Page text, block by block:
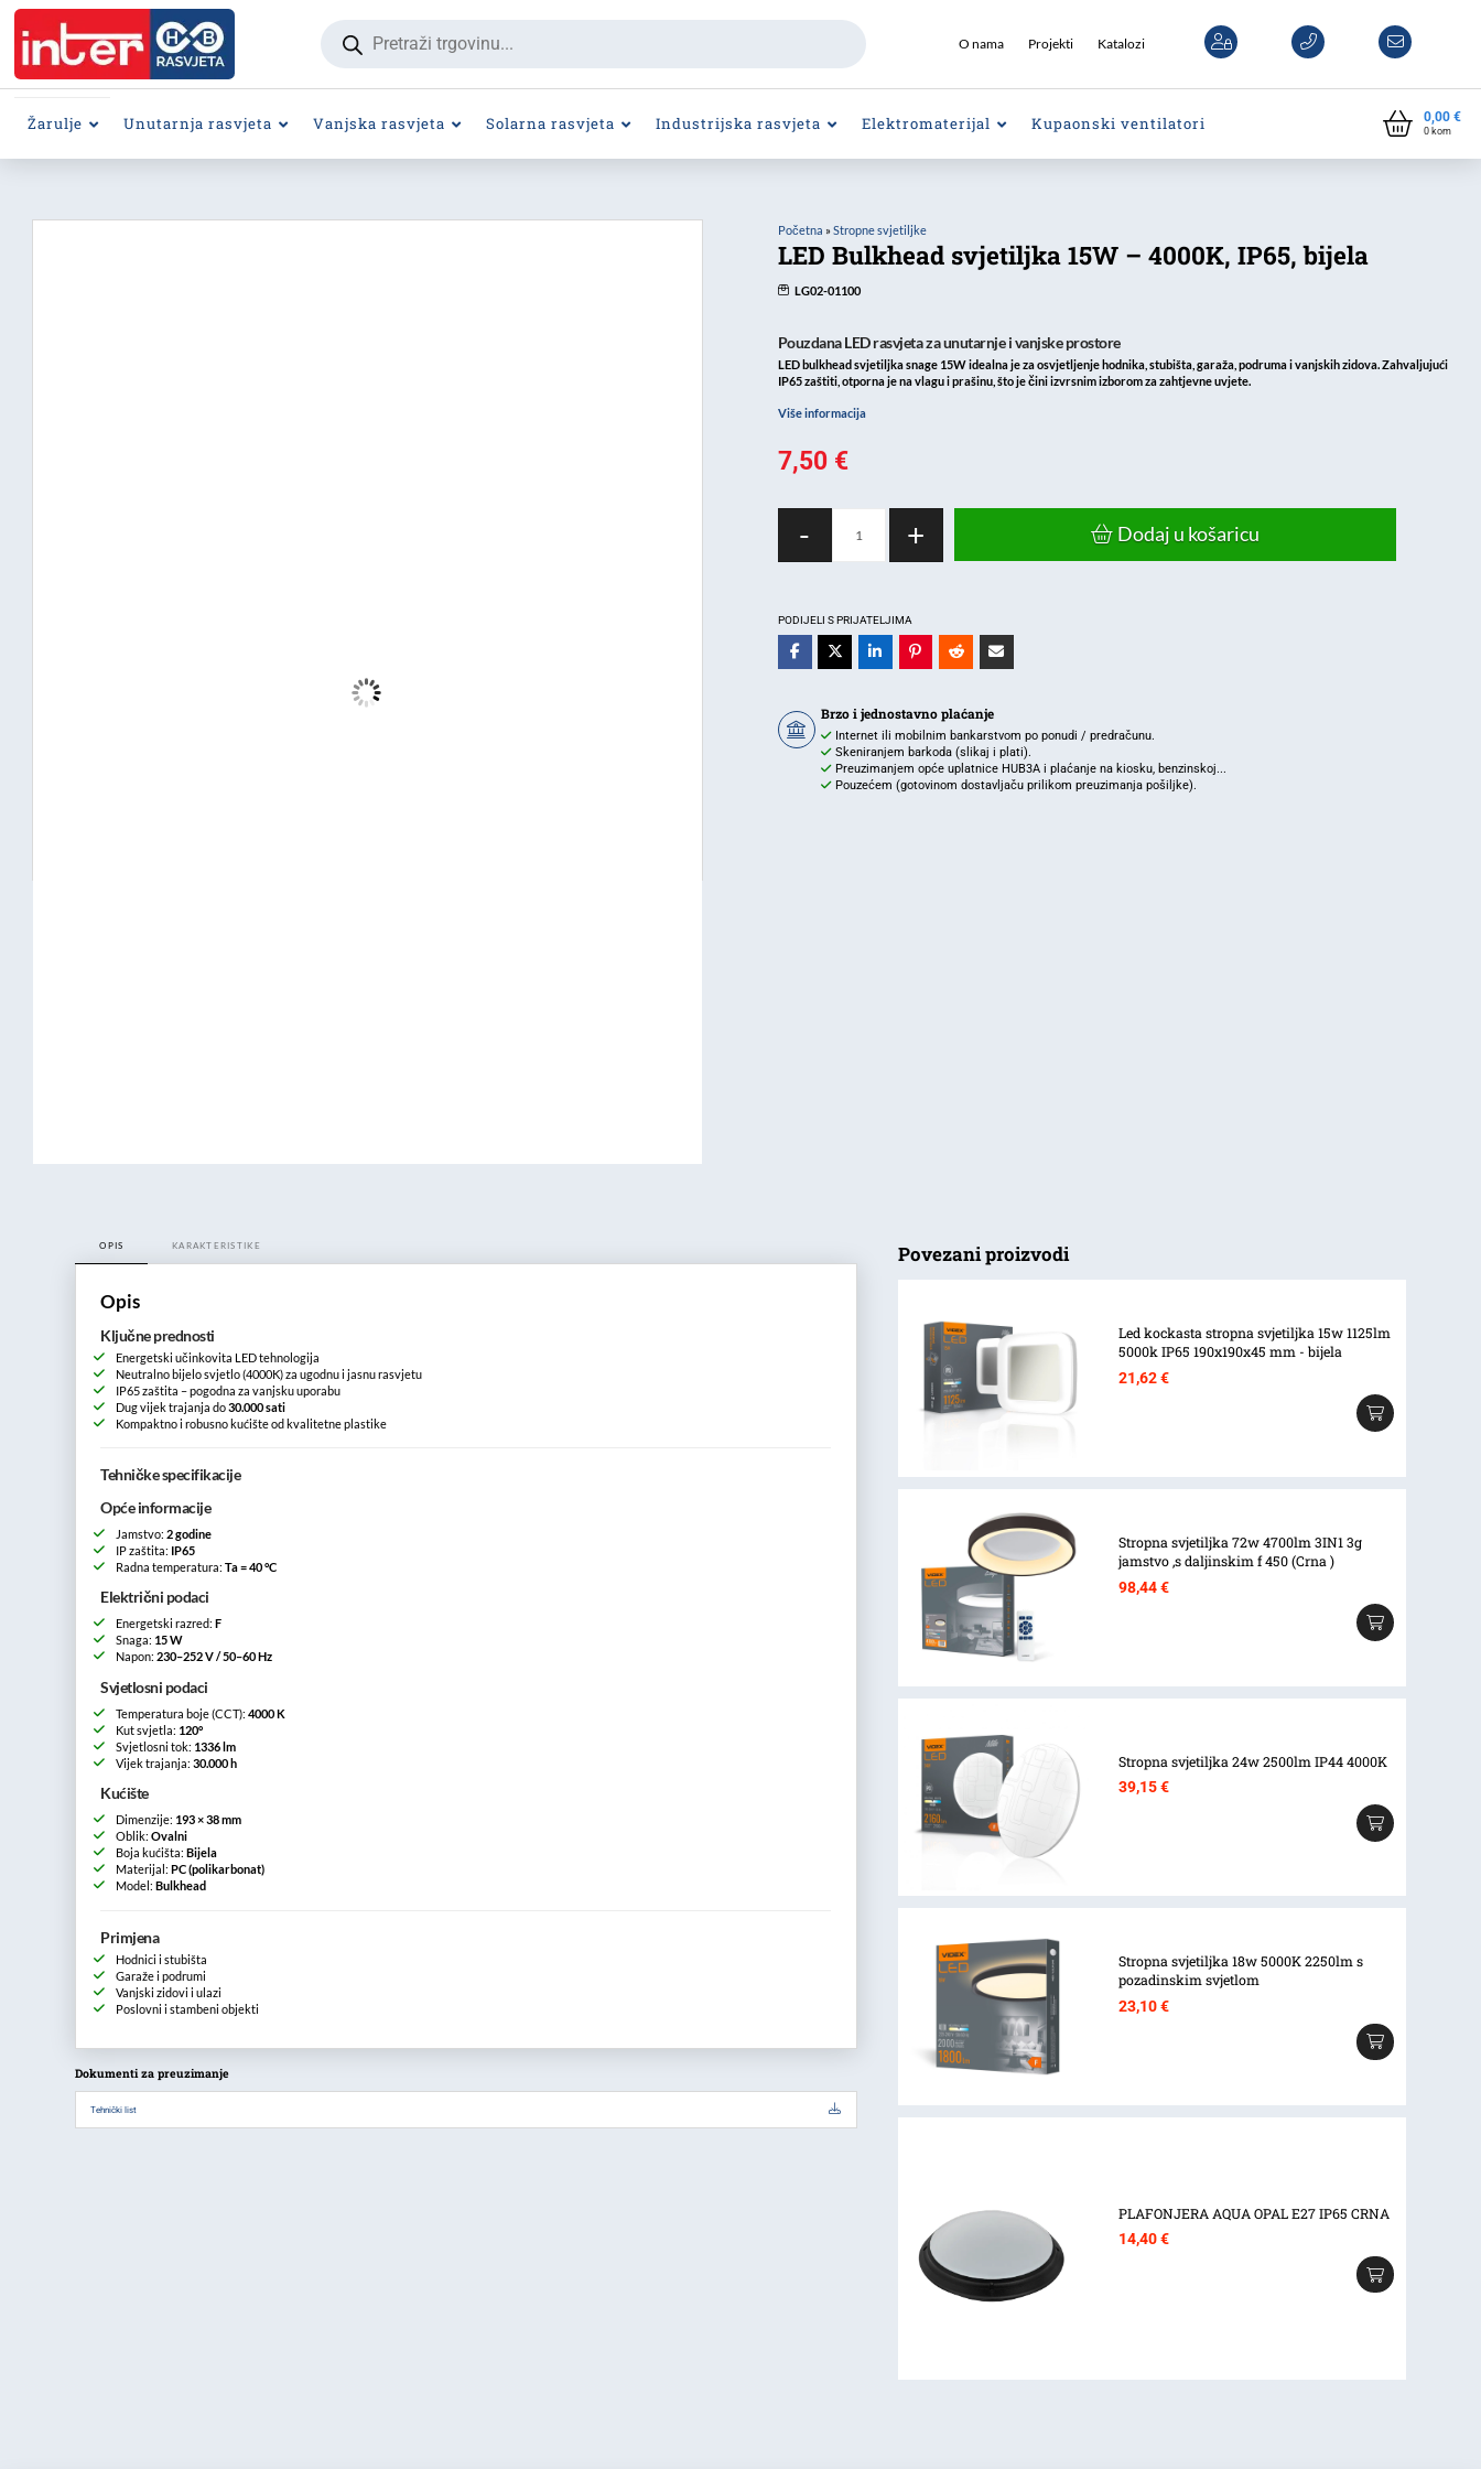
Products
search
O nama Projekti Katalozi
Žarulje Unutarnja rasvjeta Vanjska rasvjeta Solarna rasvjeta Industrijska rasvjeta Elektromaterijal Kupaonski ventilatori 0,00 €
0kom
Početna »Stropne svjetiljke
LED Bulkhead svjetiljka 15W – 4000K, IP65, bijela
LG02-01100
Pouzdana LED rasvjeta za unutarnje i vanjske prostore
LED bulkhead svjetiljka snage 15W idealna je za osvjetljenje hodnika, stubišta, garaža, podruma i vanjskih zidova. Zahvaljujući
IP65 zaštiti, otporna je na vlagu i prašinu, što je čini izvrsnim izborom za zahtjevne uvjete.
Više informacija
7,50 €
-
Bulkhead
–
4000K,
IP65,
količina
+ Dodaj u košaricu
PODIJELI S PRIJATELJIMA
Brzo i jednostavno plaćanje
Internet ili mobilnim bankarstvom po ponudi / predračunu.
Skeniranjem barkoda (slikaj i plati).
Preuzimanjem opće uplatnice HUB3A i plaćanje na kiosku, benzinskoj...
Pouzećem (gotovinom dostavljaču prilikom preuzimanja pošiljke).
OPIS KARAKTERISTIKE
Opis
Ključne prednosti
Energetski učinkovita LED tehnologija
Neutralno bijelo svjetlo (4000K) za ugodnu i jasnu rasvjetu
IP65 zaštita – pogodna za vanjsku uporabu
Dug vijek trajanja do30.000 sati
Kompaktno i robusno kućište od kvalitetne plastike
Tehničke specifikacije
Opće informacije
Jamstvo:2 godine
IP zaštita: IP65
Radna temperatura:Ta = 40 °C
Električni podaci
Energetski razred:F
Snaga: 15 W
Napon:230–252 V / 50–60 Hz
Svjetlosni podaci
Temperatura boje (CCT):4000 K
Kut svjetla: 120°
Svjetlosni tok: 1336 lm
Vijek trajanja:30.000 h
Kućište
Dimenzije: 193 × 38 mm
Oblik:Ovalni
Boja kućišta:Bijela
Materijal:PC (polikarbonat)
Model:Bulkhead
Primjena
Hodnici i stubišta
Garaže i podrumi
Vanjski zidovi i ulazi
Poslovni i stambeni objekti
Dokumenti za preuzimanje
Tehnički list
Povezani proizvodi
Led kockasta stropna svjetiljka 15w 1125lm
5000k IP65 190x190x45 mm - bijela
21,62€
Stropna svjetiljka 72w 4700lm 3IN1 3g
jamstvo ,s daljinskim f 450 (Crna )
98,44€
Stropna svjetiljka 24w 2500lm IP44 4000K
39,15€
Stropna svjetiljka 18w 5000K 2250lm s
pozadinskim svjetlom
23,10€
PLAFONJERA AQUA OPAL E27 IP65 CRNA
14,40€